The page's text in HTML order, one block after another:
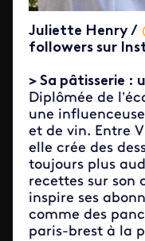
Juliette Henry /
followers sur
> Sa pâtisserie :
Diplômée de
une
et de vin. Entre
elle crée des
toujours plus
recettes sur son
inspire ses
comme des
paris-brest à la